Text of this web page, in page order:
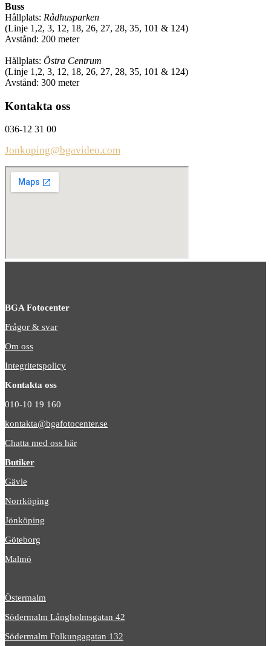
Buss
Hållplats: Rådhusparken
(Linje 1,2, 3, 12, 18, 26, 27, 28, 35, 101 & 124)
Avstånd: 200 meter
Hållplats: Östra Centrum
(Linje 1,2, 3, 12, 18, 26, 27, 28, 35, 101 & 124)
Avstånd: 300 meter
Kontakta oss
036-12 31 00
Jonkoping@bgavideo.com
BGA Fotocenter
Frågor & svar
Om oss
Integritetspolicy
Kontakta oss
010-10 19 160
kontakta@bgafotocenter.se
Chatta med oss här
Butiker
Gävle
Norrköping
Jönköping
Göteborg
Malmö
Östermalm
Södermalm Långholmsgatan 42
Södermalm Folkungagatan 132